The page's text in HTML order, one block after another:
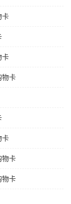
卡
卡
物卡
卡
物卡
物卡